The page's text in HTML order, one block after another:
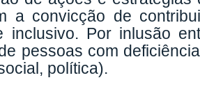
a convicção de
inclusivo. Por inlusão
pessoas com
política).